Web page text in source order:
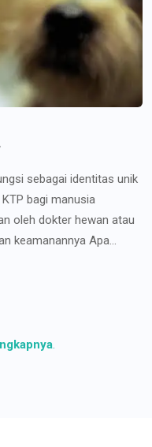
sebagai identitas unik
bagi manusia
oleh dokter hewan atau
keamanannya Apa...